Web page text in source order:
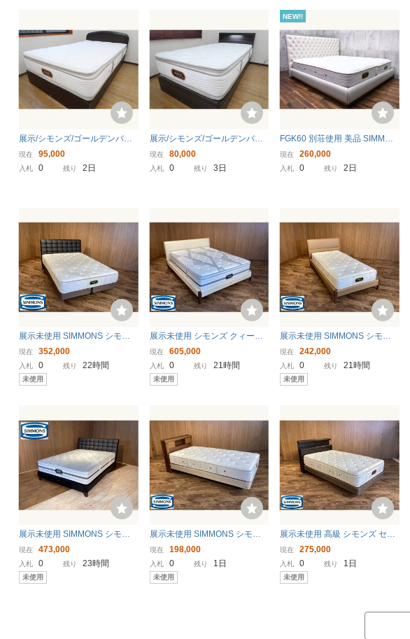
展示/シモンズ/ゴールデンバリ
ューピロートッププレミアム/
引き出し付/高級モダン/セミダ
現在 95,000
入札 0 残り 2日
展示/シモンズ/ゴールデンバリ
ューピロートッププレミアム/L
ED照明/引き出し付/高級モダン/
現在 80,000
入札 0 残り 3日
NEW!!
FGK60 別荘使用 美品 SIMMON
S シモンズ ビューティレスト
プレミアム マットレス グロゼ
現在 260,000
入札 0 残り 2日
展示未使用 SIMMONS シモン
ズ ダブルベッド バーゼリア D
C BK/シモンズ 7.5インチエグ
ゼクティブプレミアムマットレ
ス付き
現在 352,000
入札 0 残り 22時間
未使用
展示未使用 シモンズ クィーン
ベッド ソフィスクレール SC W
H/シモンズ最高級8.25リュクス
ビヨンドプラッシュピロートッ
プマットレス付き
現在 605,000
入札 0 残り 21時間
未使用
展示未使用 SIMMONS シモン
ズ シングルベッド ソフィスク
レール SC NU/シモンズ6.5イン
チゴールデンバリュープレミア
ムマットレス付き
現在 242,000
入札 0 残り 21時間
未使用
展示未使用 SIMMONS シモン
ズ クイーンベッド バーゼリアS
C・BK/シモンズギャラリー限
定タイトトップマットレス付き
現在 473,000
入札 0 残り 23時間
未使用
展示未使用 SIMMONS シモン
ズ シングルベッド アーグシェ
ルフⅡDC WN色(R)/シモンズ6.
5インチニューフィットプレミ
アムマットレス付
現在 198,000
入札 0 残り 1日
未使用
展示未使用 高級 シモンズ セミ
ダブルベッド グランダーソン
シェルフ ダブルクッション/ シ
モンズ 6.5インチゴールデンバ
リューピロートッ
現在 275,000
入札 0 残り 1日
未使用